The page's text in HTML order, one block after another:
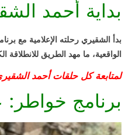
بداية أحمد
بدأ الشقيري رحلته الإعلامية مع
الواقعية، ما مهد الطريق
لمتابعة كل حلقات أحمد
برنامج خواطر: